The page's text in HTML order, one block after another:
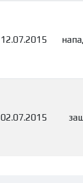
12.07.2015
02.07.2015